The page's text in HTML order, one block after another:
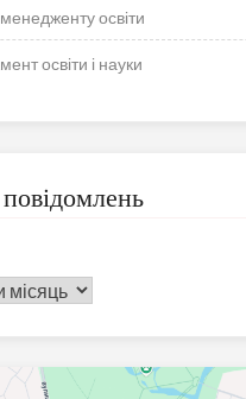
менедженту освіти
освіти і науки